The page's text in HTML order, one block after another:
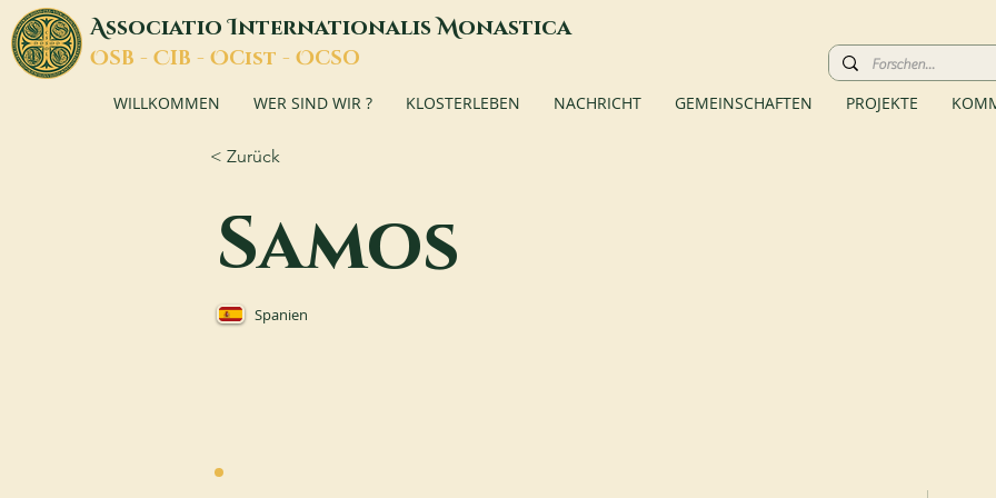
AssociatioInternationalisMonastica
OSB - CIB - OCist - OCSO
WILLKOMMEN WER SIND WIR ? KLOSTERLEBEN NACHRICHT GEMEINSCHAFTEN PROJEKTE
< Zurück
Samos
Spanien